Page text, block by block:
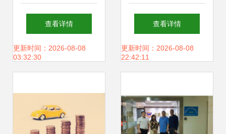
以投资兴办实业赋
能区域经济高质量
查看详情
更新时间：2026-08-08
03:32:30
创业投资成本全解
析
查看详情
更新时间：2026-08-08
22:42:11